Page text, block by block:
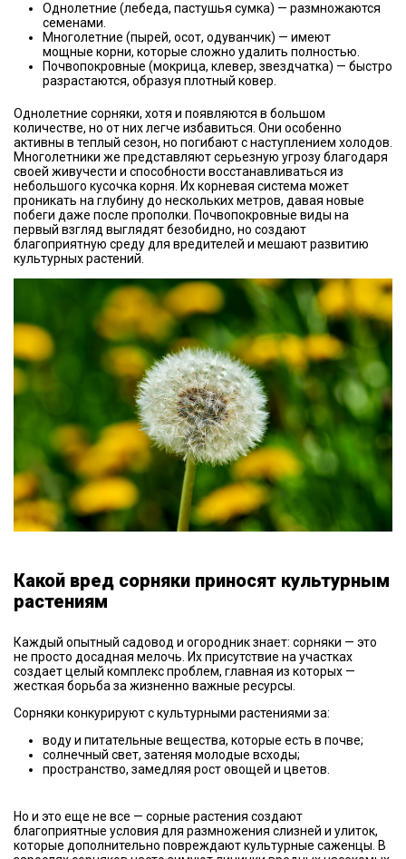
Однолетние (лебеда, пастушья сумка) — размножаются
семенами.
Многолетние (пырей, осот, одуванчик) — имеют
мощные корни, которые сложно удалить полностью.
Почвопокровные (мокрица, клевер, звездчатка) — быстро
разрастаются, образуя плотный ковер.
Однолетние сорняки, хотя и появляются в большом
количестве, но от них легче избавиться. Они особенно
активны в теплый сезон, но погибают с наступлением холодов.
Многолетники же представляют серьезную угрозу благодаря
своей живучести и способности восстанавливаться из
небольшого кусочка корня. Их корневая система может
проникать на глубину до нескольких метров, давая новые
побеги даже после прополки. Почвопокровные виды на
первый взгляд выглядят безобидно, но создают
благоприятную среду для вредителей и мешают развитию
культурных растений.
Какой вред сорняки приносят культурным
растениям
Каждый опытный садовод и огородник знает: сорняки — это
не просто досадная мелочь. Их присутствие на участках
создает целый комплекс проблем, главная из которых —
жесткая борьба за жизненно важные ресурсы.
Сорняки конкурируют с культурными растениями за:
воду и питательные вещества, которые есть в почве;
солнечный свет, затеняя молодые всходы;
пространство, замедляя рост овощей и цветов.
Но и это еще не все — сорные растения создают
благоприятные условия для размножения слизней и улиток,
которые дополнительно повреждают культурные саженцы. В